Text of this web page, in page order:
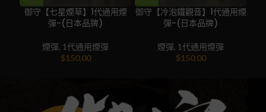
御守【七星煙草】1代通用煙
彈-(日本品牌)
煙彈, 1代通用煙彈
$150.00
御守【冷泡鐵觀音】1代通用煙
彈-(日本品牌)
煙彈, 1代通用煙彈
$150.00